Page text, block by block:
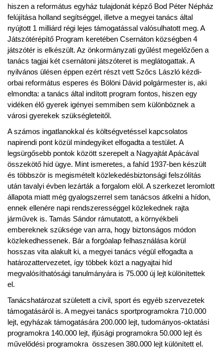
hiszen a református egyház tulajdonát képző Bod Péter Népház
felújítása holland segítséggel, illetve a megyei tanács által
nyújtott 1 milliárd régi lejes támogatással valósulhatott meg. A
Játszótérépítő Program keretében Csernáton községben 4
játszótér is elkészült. Az önkormányzati gyűlést megelőzően a
tanács tagjai két csernátoni játszóteret is meglátogattak. A
nyilvános ülésen éppen ezért részt vett Szőcs László kézdi-
orbai református esperes és Bölöni Dávid polgármester is, aki
elmondta: a tanács által indított program fontos, hiszen egy
vidéken élő gyerek igényei semmiben sem különböznek a
városi gyerekek szükségleteitől.
A számos ingatlanokkal és költségvetéssel kapcsolatos
napirendi pont közül mindegyiket elfogadta a testület. A
legsürgősebb pontok között szerepelt a Nagyajtát Apácával
összekötő híd ügye. Mint ismeretes, a fahíd 1937-ben készült
és többször is megismételt közlekedésbiztonsági felszólítás
után tavalyi évben lezárták a forgalom elöl. A szerkezet leromlott
állapota miatt még gyalogszerrel sem tanácsos átkelni a hídon,
ennek ellenére napi rendszerességgel közlekednek rajta
járművek is. Tamás Sándor rámutatott, a környékbeli
embereknek szüksége van arra, hogy biztonságos módon
közlekedhessenek. Bár a forgóalap felhasználása körül
hosszas vita alakult ki, a megyei tanács végül elfogadta a
határozattervezetet, így többek közt a nagyajtai híd
megvalósíthatósági tanulmányára is 75.000 új lejt különítettek
el.
Tanácshatározat született a civil, sport és egyéb szervezetek
támogatásáról is. A megyei tanács sportprogramokra 710.000
lejt, egyházak támogatására 200.000 lejt, tudományos-oktatási
programokra 140.000 lejt, ifjúsági programokra 50.000 lejt és
művelődési programokra összesen 380.000 lejt különített el.